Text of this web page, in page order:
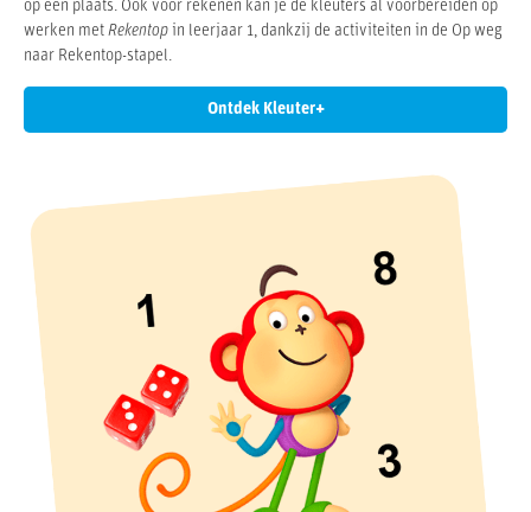
op één plaats. Ook voor rekenen kan je de kleuters al voorbereiden op
werken met Rekentop in leerjaar 1, dankzij de activiteiten in de Op weg
naar Rekentop-stapel.
Ontdek Kleuter+